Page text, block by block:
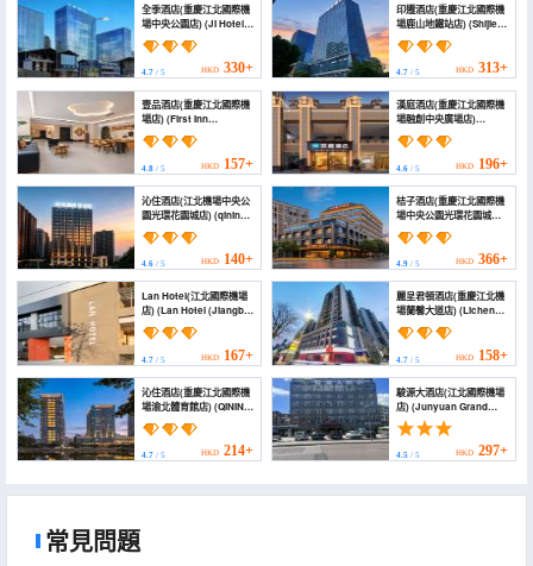
全季酒店(重慶江北國際機
場中央公園店) (JI Hotel
(Chongqing Jiangbei
International Airport
Central Park))
4.7 / 5 HKD 330+
印遷酒店(重慶江北國際機
場鹿山地鐵站店) (Shijie
Hotel (Chongqing
Jiangbei International
Airport))
4.7/ 5 HKD 313+
壹品酒店(重慶江北國際機
場店) (First Inn
(Chongqing Jiangbei
International Airport
4.8 / 5 HKD 157+
漢庭酒店(重慶江北國際機
場融創中央廣場店)
(HanTing Hotel
(Chongqing Jiangbei
International Airport
Sunac Central Plaza))
4.6/ 5 HKD 196+
沁住酒店(江北機場中央公
園光環花園城店) (qinin
hotel)
4.6 / 5 HKD 140+
桔子酒店(重慶江北國際機
場中央公園光環花園城店)
(Orange Hotel
(Chongqing Jiangbei
International Airport,
Central Park, Halo
Garden City Branch))
4.9/ 5 HKD 366+
Lan Hotel(江北國際機場
店) (Lan Hotel (Jiangbei
International Airport
Branch))
4.7 / 5 HKD 167+
麗呈君頓酒店(重慶江北機
場蘭馨大道店) (Licheng
Junton Hotel (Lanxin
Avenue Branch of
Chongqing Jiangbei
Airport))
4.7/ 5 HKD 158+
沁住酒店(重慶江北國際機
場渝北體育館店) (QININ
HOTEL (Chongqing
Jiangbei International
Airport Huachen
Fortune Plaza Branch))
4.7 / 5 HKD 214+
駿源大酒店(江北國際機場
店) (Junyuan Grand
Hotel (Jiangbei
International Airport
Branch))
4.5/ 5 HKD 297+
常見問題